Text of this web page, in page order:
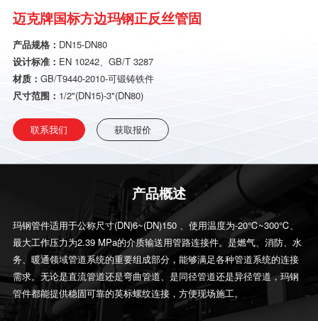
迈克牌国标方边玛钢正反丝管固
产品规格： DN15-DN80
设计标准： EN 10242、GB/T 3287
材质： GB/T9440-2010-可锻铸铁件
尺寸范围： 1/2"(DN15)-3"(DN80)
联系我们 获取报价
产品概述
玛钢管件适用于公称尺寸(DN)6~(DN)150 、使用温度为-20℃~300℃、
最大工作压力为2.39 MPa的介质输送用管路连接件。是燃气、消防、水
务、暖通领域管道系统的重要组成部分，能够满足各种管道系统的连接
需求。无论是直流管道还是弯曲管道、是同径管道还是异径管道，玛钢
管件都能提供稳固可靠的英标螺纹连接，方便现场施工。